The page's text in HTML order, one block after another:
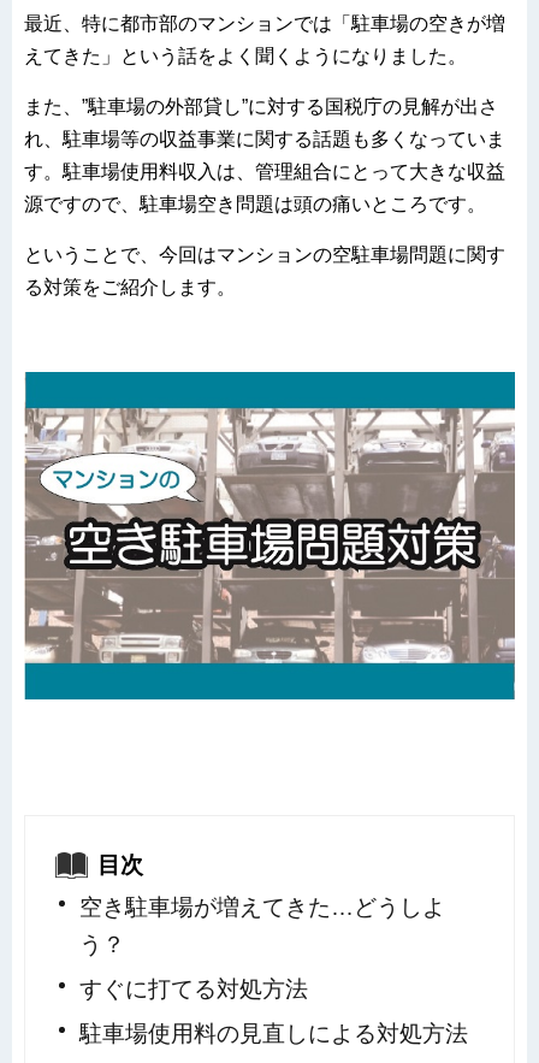
最近、特に都市部のマンションでは「駐車場の空きが増
えてきた」という話をよく聞くようになりました。
また、”駐車場の外部貸し”に対する国税庁の見解が出さ
れ、駐車場等の収益事業に関する話題も多くなっていま
す。駐車場使用料収入は、管理組合にとって大きな収益
源ですので、駐車場空き問題は頭の痛いところです。
ということで、今回はマンションの空駐車場問題に関す
る対策をご紹介します。
目次
空き駐車場が増えてきた…どうしよ
う？
すぐに打てる対処方法
駐車場使用料の見直しによる対処方法